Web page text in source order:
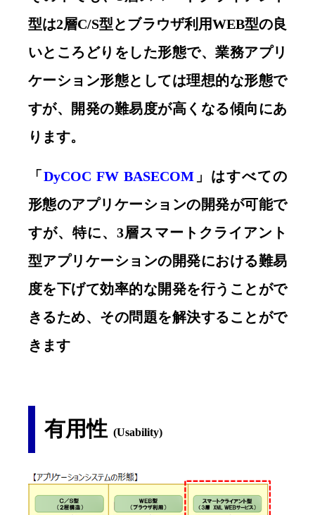
型は2層C/S型とブラウザ利用WEB型の良
いところどりをした形態で、業務アプリ
ケーション形態としては理想的な形態で
すが、開発の難易度が高くなる傾向にあ
ります。
「 DyCOC FW BASECOM 」はすべての
形態のアプリケーションの開発が可能で
すが、特に、3層スマートクライアント
型アプリケーションの開発における難易
度を下げて効率的な開発を行うことがで
きるため、その問題を解決することがで
きます
有用性 (Usability)